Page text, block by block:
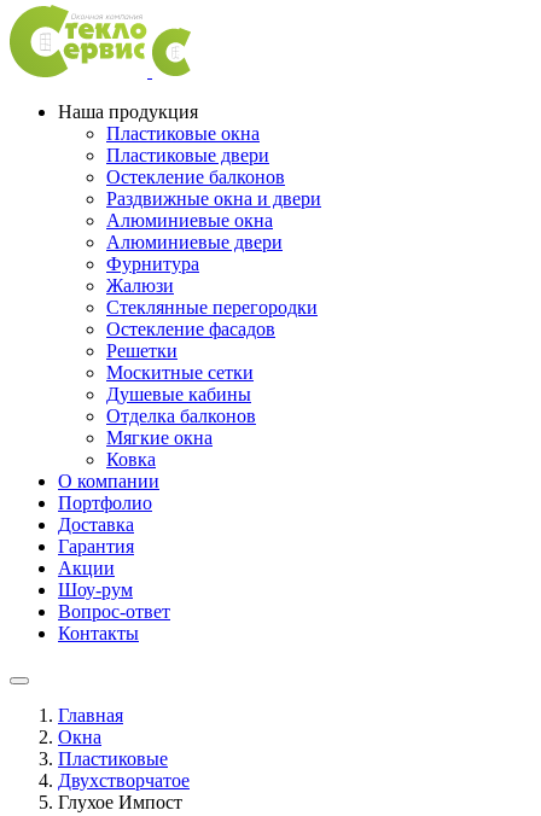
Наша продукция
Пластиковые окна
Пластиковые двери
Остекление балконов
Раздвижные окна и двери
Алюминиевые окна
Алюминиевые двери
Фурнитура
Жалюзи
Стеклянные перегородки
Остекление фасадов
Решетки
Москитные сетки
Душевые кабины
Отделка балконов
Мягкие окна
Ковка
О компании
Портфолио
Доставка
Гарантия
Акции
Шоу-рум
Вопрос-ответ
Контакты
Главная
Окна
Пластиковые
Двухстворчатое
Глухое Импост